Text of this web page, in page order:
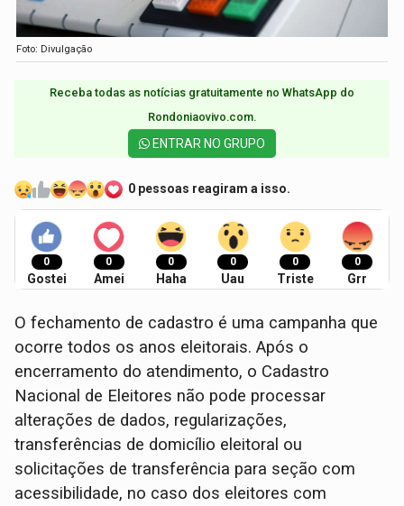
Foto: Divulgação
Receba todas as notícias gratuitamente no WhatsApp do
Rondoniaovivo.com.​
ENTRAR NO GRUPO
0 pessoas reagiram a isso.
0
Gostei
0
Amei
0
Haha
0
Uau
0
Triste
0
Grr
O fechamento de cadastro é uma campanha que
ocorre todos os anos eleitorais. Após o
encerramento do atendimento, o Cadastro
Nacional de Eleitores não pode processar
alterações de dados, regularizações,
transferências de domicílio eleitoral ou
solicitações de transferência para seção com
acessibilidade, no caso dos eleitores com